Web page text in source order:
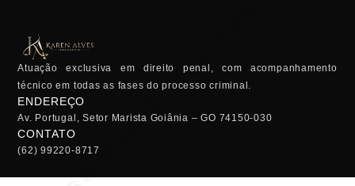
Atuação exclusiva em direito penal, com acompanhamento
técnico em todas as fases do processo criminal.
ENDEREÇO
Av. Portugal, Setor Marista Goiânia – GO 74150-030
CONTATO
(62) 99220-8717